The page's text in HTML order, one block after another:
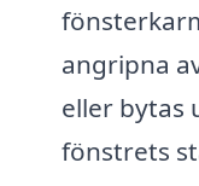
angripna
eller bytas
fönstrets